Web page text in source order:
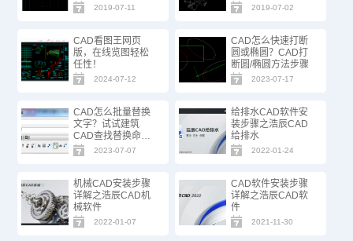
2019-07-11 2019-07-02
CAD看图王网页
版，在线览图轻松
任性！
2024-07-12
CAD怎么快速打断
圆或椭圆？CAD打
断圆/椭圆方法步骤
2023-07-17
CAD怎么批量替换
文字？试试建筑
CAD查找替换命
令！
2023-07-07
给排水CAD软件安
装步骤之浩辰CAD
给排水
2022-01-24
机械CAD安装步骤
详解之浩辰CAD机
械软件
2022-01-07
CAD软件安装步骤
详解之浩辰CAD软
件
2021-11-30